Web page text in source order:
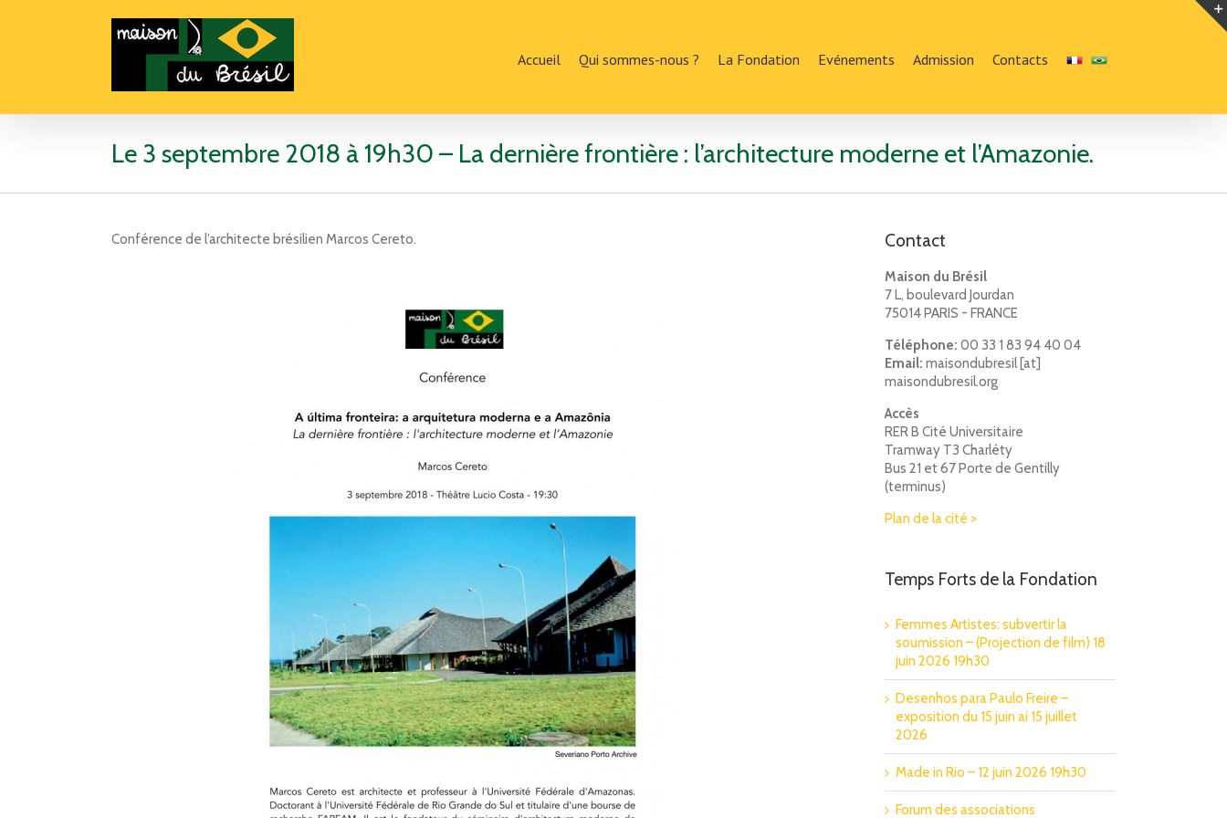
Accueil Qui sommes-nous ? La Fondation Evénements Admission Contacts
Le 3 septembre 2018 à 19h30 – La dernière frontière : l’architecture moderne et l’Amazonie.
Conférence de l’architecte brésilien Marcos Cereto. Contact
Maison du Brésil
7 L, boulevard Jourdan
75014 PARIS - FRANCE
Téléphone: 00 33 1 83 94 40 04
Email: maisondubresil [at]
maisondubresil.org
Accès
RER B Cité Universitaire
Tramway T3 Charléty
Bus 21 et 67 Porte de Gentilly
(terminus)
Plan de la cité >
Temps Forts de la Fondation
Femmes Artistes: subvertir la
soumission – (Projection de film) 18
juin 2026 19h30
Desenhos para Paulo Freire –
exposition du 15 juin ai 15 juillet
2026
Made in Rio – 12 juin 2026 19h30
Forum des associations